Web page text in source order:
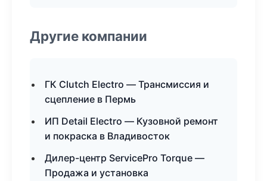
Другие компании
ГК Clutch Electro — Трансмиссия и
сцепление в Пермь
ИП Detail Electro — Кузовной ремонт
и покраска в Владивосток
Дилер-центр ServicePro Torque —
Продажа и установка